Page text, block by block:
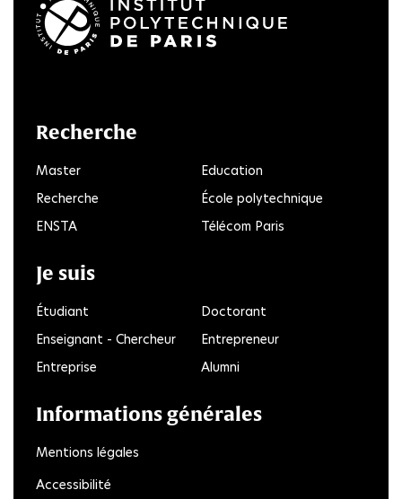
Recherche
Master
Education
Recherche
École polytechnique
ENSTA
Télécom Paris
Je suis
Étudiant
Doctorant
Enseignant - Chercheur
Entrepreneur
Entreprise
Alumni
Informations générales
Mentions légales
Accessibilité